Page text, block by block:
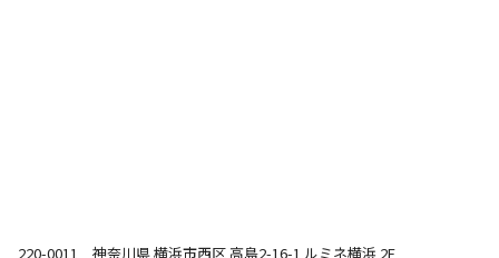
220-0011 神奈川県 横浜市西区 高島2-16-1 ルミネ横浜 2F